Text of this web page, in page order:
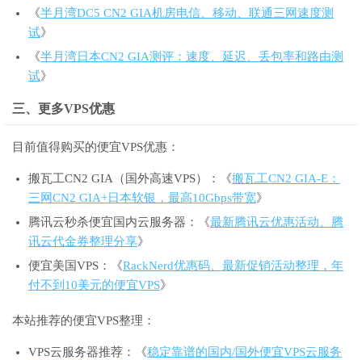
《半月湾DC5 CN2 GIA机房电信、移动、联通三网速度测
试》
《半月湾日本CN2 GIA测评：速度、延迟、丢包率和路由测
试》
三、更多VPS优惠
目前值得购买的便宜VPS优惠：
搬瓦工CN2 GIA（国外高速VPS）：《搬瓦工CN2 GIA-E：
三网CN2 GIA+日本软银，最高10Gbps带宽》
腾讯云秒杀便宜国内云服务器：《最新腾讯云优惠活动、腾
讯云代金券整理分享》
便宜美国VPS：《RackNerd优惠码、最新促销活动整理，年
付不到10美元的便宜VPS》
本站推荐的便宜VPS整理：
VPS云服务器推荐：《稳定靠谱的国内/国外便宜VPS云服务